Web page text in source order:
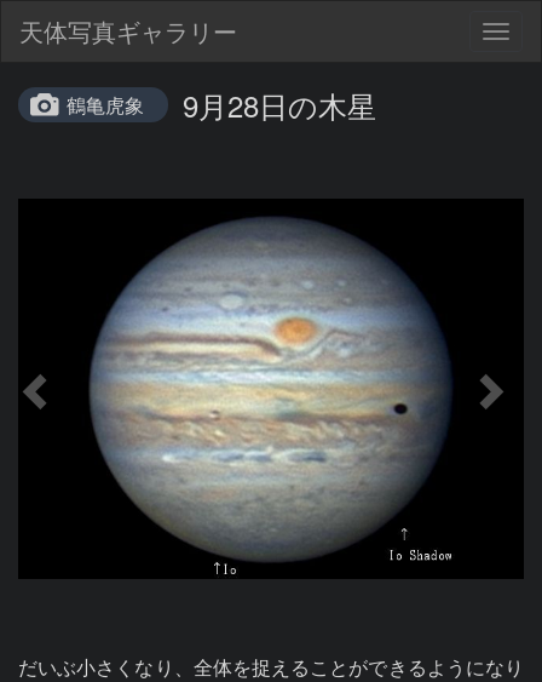
天体写真ギャラリー
鶴亀虎象 9月28日の木星
だいぶ小さくなり、全体を捉えることができるようになり